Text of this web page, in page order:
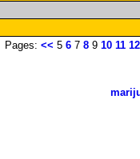
Pages: << 5 67 89 10 11 12